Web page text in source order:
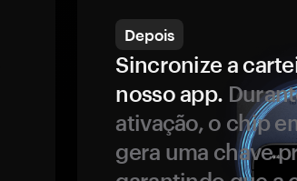
Depois
Sincronize a
nosso app.
ativação, o chip
gera uma chave